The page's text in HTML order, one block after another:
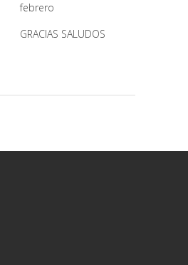
febrero
GRACIAS SALUDOS